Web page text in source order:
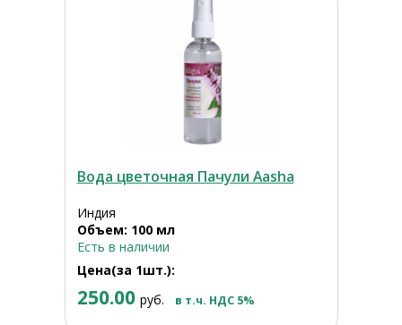
Вода цветочная Пачули Aasha
Индия
Объем: 100 мл
Есть в наличии
Цена(за 1шт.):
250.00 руб. в т.ч. НДС 5%